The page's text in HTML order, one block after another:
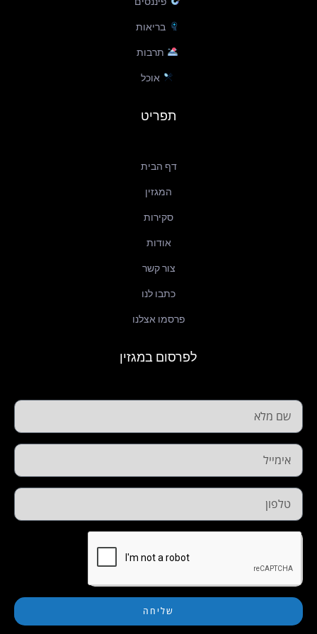
בריאות
תרבות
אוכל
תפריט
דף הבית
המגזין
סקירות
אודות
צור קשר
כתבו לנו
פרסמו אצלנו
לפרסום במגזין
שליחה